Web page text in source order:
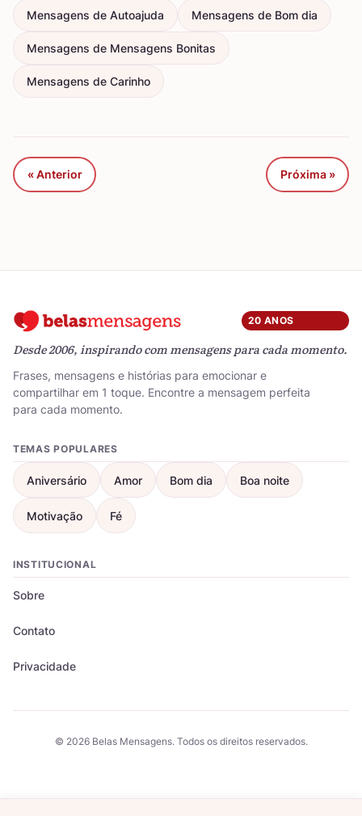
Mensagens de Autoajuda Mensagens de Bom dia
Mensagens de Mensagens Bonitas
Mensagens de Carinho
« Anterior Próxima »
20 ANOS
Desde 2006, inspirando com mensagens para cada momento.
Frases, mensagens e histórias para emocionar e
compartilhar em 1 toque. Encontre a mensagem perfeita
para cada momento.
TEMAS POPULARES
Aniversário Amor Bom dia Boa noite
Motivação Fé
INSTITUCIONAL
Sobre
Contato
Privacidade
© 2026 Belas Mensagens. Todos os direitos reservados.